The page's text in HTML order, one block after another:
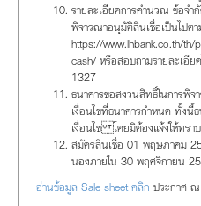
รายละเอียดการคำนวณ ข้อจำ
พิจารณาอนุมัติสินเชื่อเป็นไปต
https://www.lhbank.co.th/
cash/ หรือสอบถามรายละเอีย
1327
ธนาคารขอสงวนสิทธิ์ในการพิ
เงื่อนไขที่ธนาคารกำหนด ทั้งนี้
เงื่อนไข โดยมิต้องแจ้งให้ทรา
สมัครสินเชื่อ 01 พฤษภาคม
นองภายใน 30 พฤศจิกายน
อ่านข้อมูล Sale sheet คลิก ประกาศ